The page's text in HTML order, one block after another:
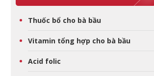
Thuốc bổ cho bà bầu
Vitamin tổng hợp cho bà bầu
Acid folic